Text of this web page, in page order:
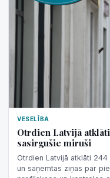
VESELĪBA
Otrdien Latvijā
sasirgušie miruši
Otrdien Latvijā atklāti
un saņemtas ziņas par